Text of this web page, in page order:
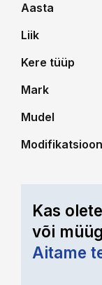
Aasta
Liik
Kere tüüp
Mark
Mudel
Modifikatsioon
Kas
või
Aitame